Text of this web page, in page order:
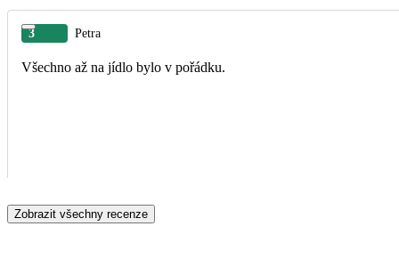
3 Petra
Všechno až na jídlo bylo v pořádku.
Zobrazit všechny recenze